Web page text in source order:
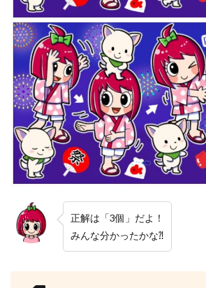
正解は「3個」だよ！
みんな分かったかな⁈